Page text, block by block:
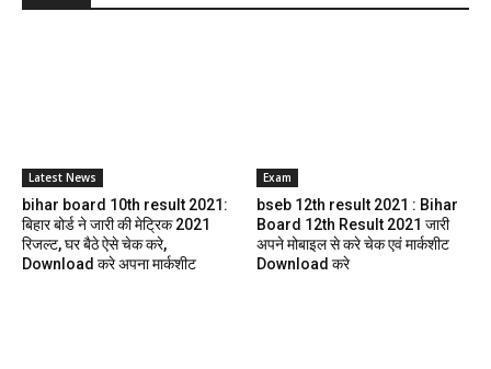
Latest News
bihar board 10th result 2021:
बिहार बोर्ड ने जारी की मेट्रिक 2021
रिजल्ट, घर बैठे ऐसे चेक करे,
Download करे अपना मार्कशीट
Exam
bseb 12th result 2021 : Bihar
Board 12th Result 2021 जारी
अपने मोबाइल से करे चेक एवं मार्कशीट
Download करे